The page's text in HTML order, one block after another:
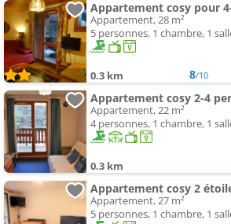
Appartement, 28 m²
5 personnes, 1 chambre, 1
0.3 km 8/10
Appartement, 22 m²
4 personnes, 1 chambre, 1
0.3 km
Appartement, 27 m²
5 personnes, 1 chambre, 1